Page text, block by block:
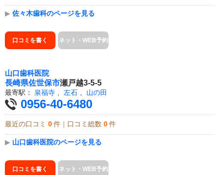
▶ 佐々木歯科のページを見る
口コミを書く ネット・WEB予約
山口歯科医院
長崎県佐世保市瀬戸越3-5-5
最寄駅： 泉福寺 左石 山の田
0956-40-6480
最近の口コミ 0 件｜口コミ総数 0 件
▶ 山口歯科医院のページを見る
口コミを書く ネット・WEB予約